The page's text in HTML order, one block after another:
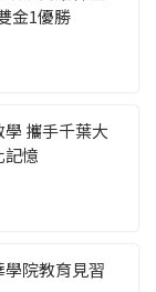
金1優勝
攜手千葉大
記憶
院教育見習